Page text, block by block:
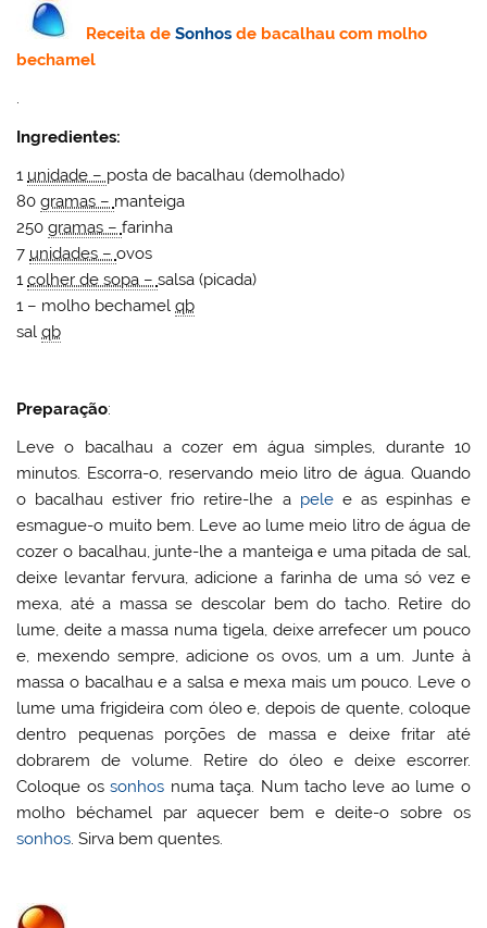
Receita deSonhos de bacalhau com molho
bechamel
.
Ingredientes:
1 unidade – posta de bacalhau (demolhado)
80 gramas – manteiga
250 gramas –farinha
7 unidades –ovos
1 colher de sopa –salsa (picada)
1 – molho bechamelqb
salqb
Preparação:
Leve o bacalhau a cozer em água simples, durante 10
minutos. Escorra-o, reservando meio litro de água. Quando
o bacalhau estiver frio retire-lhe a pelee as espinhas e
esmague-o muito bem. Leve ao lume meio litro de água de
cozer o bacalhau, junte-lhe a manteiga e uma pitada de sal,
deixe levantar fervura, adicione a farinha de uma só vez e
mexa, até a massa se descolar bem do tacho. Retire do
lume, deite a massa numa tigela, deixe arrefecer um pouco
e, mexendo sempre, adicione os ovos, um a um. Junte à
massa o bacalhau e a salsa e mexa mais um pouco. Leve o
lume uma frigideira com óleo e, depois de quente, coloque
dentro pequenas porções de massa e deixe fritar até
dobrarem de volume. Retire do óleo e deixe escorrer.
Coloque ossonhos numa taça. Num tacho leve ao lume o
molho béchamel par aquecer bem e deite-o sobre os
sonhos. Sirva bem quentes.